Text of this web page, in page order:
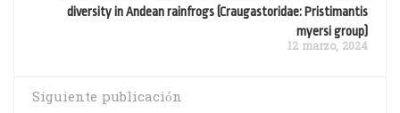
diversity in Andean rainfrogs (Craugastoridae: Pristimantis
myersi group)
12 marzo, 2024
Siguiente publicación